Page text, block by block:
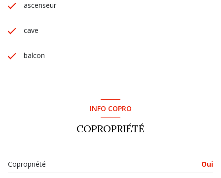
ascenseur
cave
balcon
INFO COPRO
COPROPRIÉTÉ
Copropriété Oui